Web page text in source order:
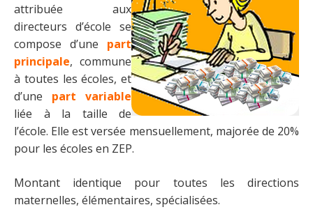
attribuée aux
directeurs d’école se
compose d’une part
principale, commune
à toutes les écoles, et
d’une part variable
liée à la taille de
l’école. Elle est versée mensuellement, majorée de 20%
pour les écoles en ZEP.
Montant identique pour toutes les directions
maternelles, élémentaires, spécialisées.